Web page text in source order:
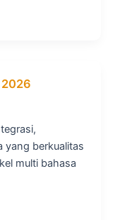
yang berkualitas
multi bahasa